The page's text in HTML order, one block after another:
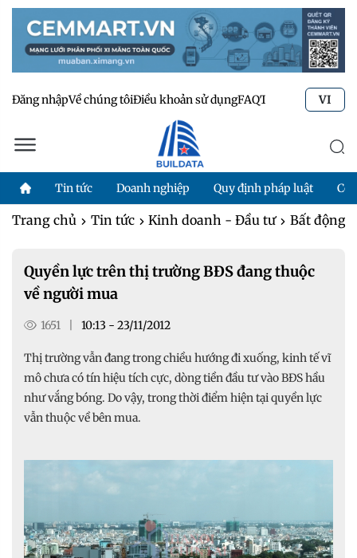
Đăng nhậpVề chúng tôiĐiều khoản sử dụngFAQTư vấn kỹ thuật
VI
Tin tức Doanh nghiệp Quy định pháp luật
Trang chủ Tin tức Kinh doanh - Đầu tư Bất động
Quyền lực trên thị trường BĐS đang thuộc
về người mua
1651 10:13 - 23/11/2012
Thị trường vẫn đang trong chiều hướng đi xuống, kinh tế vĩ
mô chưa có tín hiệu tích cực, dòng tiền đầu tư vào BĐS hầu
như vắng bóng. Do vậy, trong thời điểm hiện tại quyền lực
vẫn thuộc về bên mua.